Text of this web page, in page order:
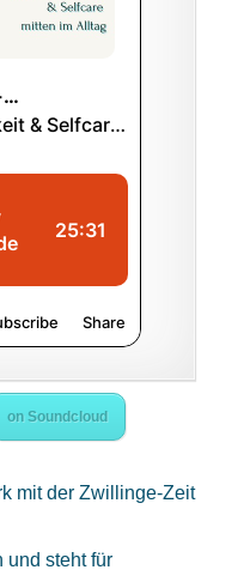
on Soundcloud
mit der Zwillinge-Zeit
und steht für